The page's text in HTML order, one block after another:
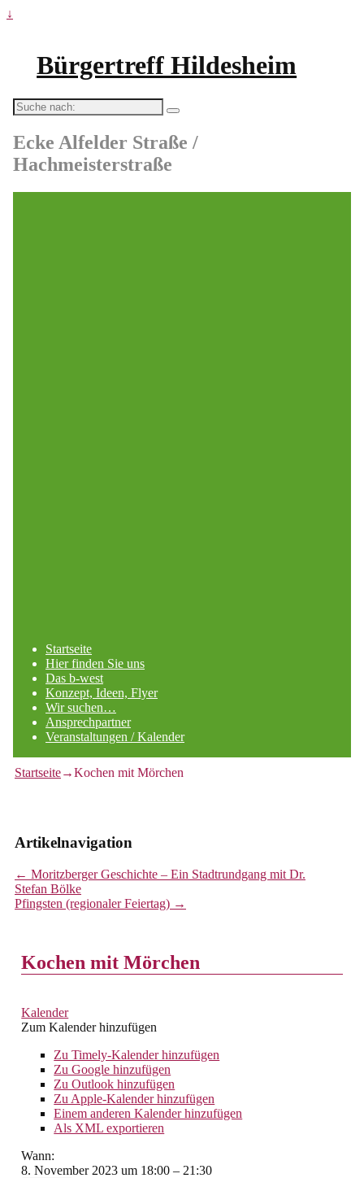
↓
Bürgertreff Hildesheim
Suche
nach:
Ecke Alfelder Straße /
Hachmeisterstraße
Startseite
Hier finden Sie uns
Das b-west
Konzept, Ideen, Flyer
Wir suchen…
Ansprechpartner
Veranstaltungen / Kalender
Startseite→Kochen mit Mörchen
Artikelnavigation
← Moritzberger Geschichte – Ein Stadtrundgang mit Dr.
Stefan Bölke
Pfingsten (regionaler Feiertag) →
Kochen mit Mörchen
Kalender
Zum Kalender hinzufügen
Zu Timely-Kalender hinzufügen
Zu Google hinzufügen
Zu Outlook hinzufügen
Zu Apple-Kalender hinzufügen
Einem anderen Kalender hinzufügen
Als XML exportieren
Wann:
8. November 2023 um 18:00 – 21:30